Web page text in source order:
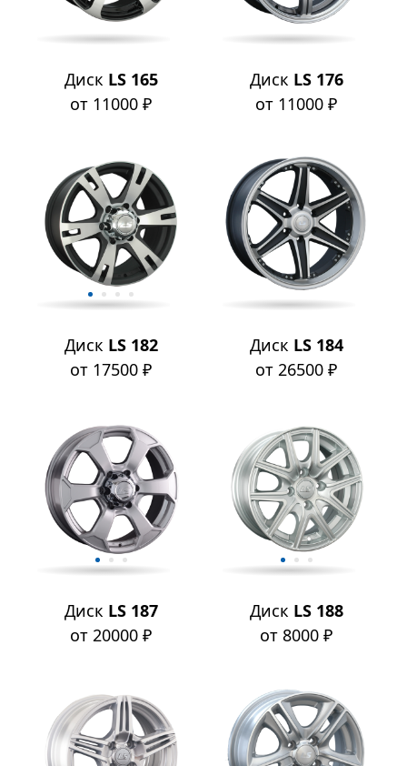
Диск LS 165
от 11000 ₽
Диск LS 176
от 11000 ₽
Диск LS 182
от 17500 ₽
Диск LS 184
от 26500 ₽
Диск LS 187
от 20000 ₽
Диск LS 188
от 8000 ₽